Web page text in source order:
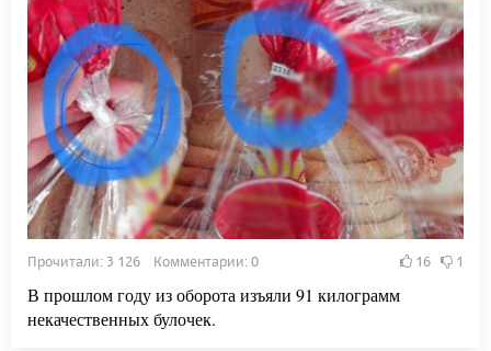
Прочитали: 3 126 Комментарии: 0 16 1
В прошлом году из оборота изъяли 91 килограмм
некачественных булочек.